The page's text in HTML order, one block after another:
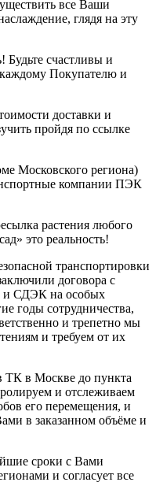
все Ваши
глядя на эту
счастливы и
Покупателю и
доставки и
пройдя по ссылке
Московского региона)
компании ПЭК
растения любого
это реальность!
транспортировки
договора с
СДЭК на особых
годы сотрудничества,
и трепетно мы
и требуем от их
ТК в Москве до пункта
и отслеживаем
его перемещения, и
в заказанном объёме и
сроки с Вами
и согласует все